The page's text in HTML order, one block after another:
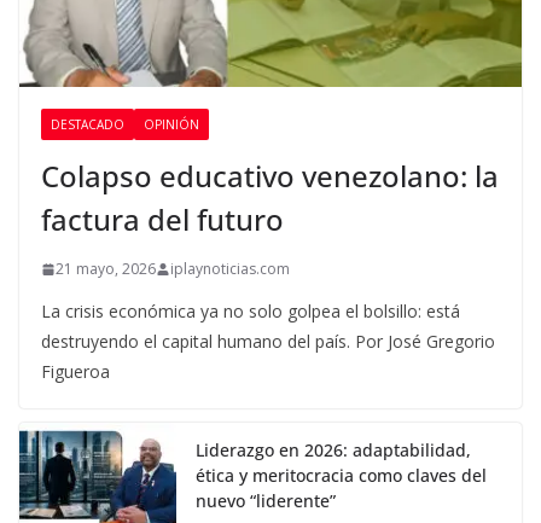
DESTACADO OPINIÓN
Colapso educativo venezolano: la
factura del futuro
21 mayo, 2026 iplaynoticias.com
La crisis económica ya no solo golpea el bolsillo: está
destruyendo el capital humano del país. Por José Gregorio
Figueroa
Liderazgo en 2026: adaptabilidad,
ética y meritocracia como claves del
nuevo “liderente”